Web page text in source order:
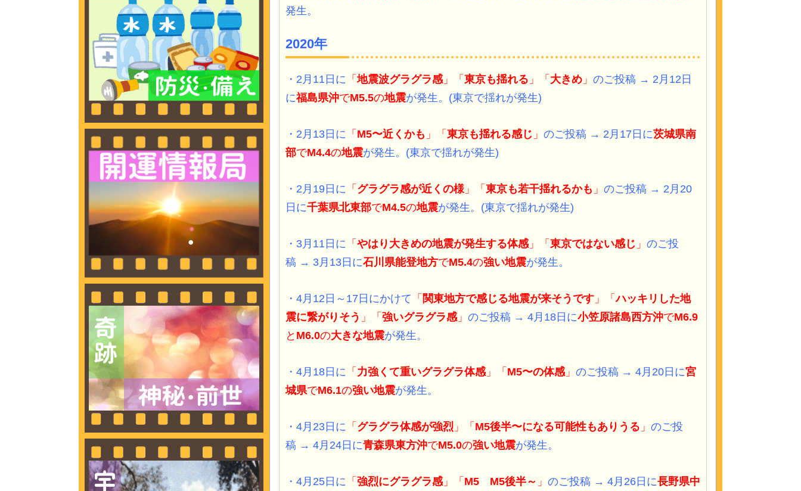
発生。
2020年
・2月11日 に 「地震波グラグラ感」「 東京も揺れる 」「 大きめ 」 のご投稿 → 2月12日
に福島県沖でM5.5の地震が発生。(東京で揺れが発生)
・2月13日 に 「 M5〜近くかも 」「 東京も揺れる感じ 」 のご投稿 → 2月17日に茨城県南
部でM4.4の地震が発生。 (東京で揺れが発生)
・2月19日 に 「 グラグラ感が近くの様」「 東京も若干揺れるかも 」 のご投稿 → 2月20
日に千葉県北東部でM4.5の地震が発生。 (東京で揺れが発生)
・3月11日 に 「 やはり大きめの地震が発生する体感」「 東京ではない感じ 」 のご投
稿 → 3月13日に石川県能登地方でM5.4の強い地震が発生。
・4月12日～17日 にかけて 「 関東地方で感じる地震が来そうです 」「ハッキリした地
震に繋がりそう 」「 強いグラグラ感」 のご投稿 → 4月18日に小笠原諸島西方沖でM6.9
と M6.0の大きな地震が発生。
・4月18日 に 「 力強くて重いグラグラ体感」「 M5〜の体感」 のご投稿 → 4月20日に宮
城県でM6.1の強い地震が発生。
・4月23日 に 「 グラグラ体感が強烈 」「 M5後半〜になる可能性もありうる 」 のご投
稿 → 4月24日に青森県東方沖でM5.0の強い地震が発生。
・4月25日 に 「 強烈にグラグラ感」「 M5 M5後半～ 」 のご投稿 → 4月26日に長野県中